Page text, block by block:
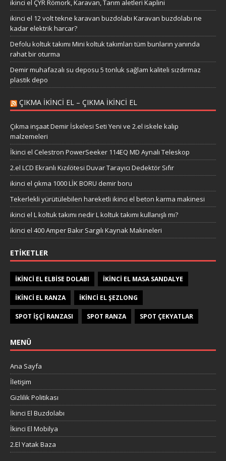
ikinci el ÇYR Römork, Karavan, Tarım aletleri Kaplini
ikinci el 12 volt tekne karavan buzdolabı Karavan buzdolabı ne
kadar elektrik harcar?
Defolu koltuk takımı Mini koltuk takımları tüm bunların yanında
rahat bir oturma
Demir muhafazalı su deposu 5 tonluk sağlam kaliteli sızdırmaz
plastik depo
ÇIKMA IKINCI EL – ÇIKMA IKINCI EL
Çıkma inşaat Demir İskelesi Seti Yeni ve 2.el iskele kalıp
malzemeleri
İkinci el Celestron PowerSeeker 114EQ MD Aynalı Teleskop
2.el LCD Ekranlı Kızılötesi Duvar Tarayıcı Dedektör Sıfır
ikinci el çıkma 1000 LİK BORU demir boru
Tekerlekli yürütülebilen hareketli ikinci el beton karma makinesi
ikinci el L koltuk takımı nedir L koltuk takımı kullanışlı mı?
ikinci el 400 Amper Bakır Sargılı Kaynak Makineleri
ETIKETLER
IKINCI EL ELBISE DOLABI IKINCI EL MASA SANDALYE
IKINCI EL RANZA IKINCI EL ŞEZLONG
SPOT IŞÇI RANZASI SPOT RANZA SPOT ÇEKYATLAR
MENÜ
Ana Sayfa
İletişim
Gizlilik Politikası
İkinci El Buzdolabı
İkinci El Mobilya
2.El Yatak Baza